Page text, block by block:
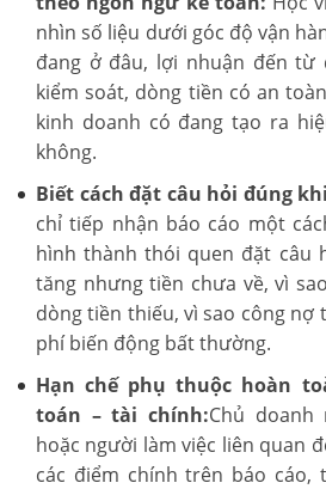
nhìn số liệu dưới góc độ vận
đang ở đâu, lợi nhuận đến từ
kiểm soát, dòng tiền có an
kinh doanh có đang tạo ra
không.
Biết cách đặt câu hỏi đúng
chỉ tiếp nhận báo cáo một
hình thành thói quen đặt câu
tăng nhưng tiền chưa về, vì
dòng tiền thiếu, vì sao công nợ
phí biến động bất thường.
Hạn chế phụ thuộc hoàn
toán – tài chính:Chủ doanh
hoặc người làm việc liên quan
các điểm chính trên báo